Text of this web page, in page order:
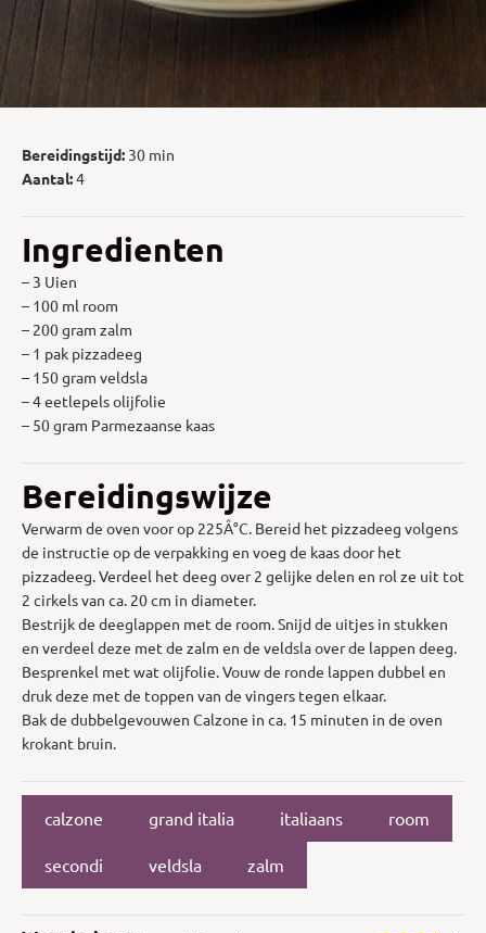
Bereidingstijd: 30 min
Aantal:4
Ingredienten
– 3 Uien
– 100 ml room
– 200 gram zalm
– 1 pak pizzadeeg
– 150 gram veldsla
– 4 eetlepels olijfolie
– 50 gram Parmezaanse kaas
Bereidingswijze
Verwarm de oven voor op 225Â°C. Bereid het pizzadeeg volgens
de instructie op de verpakking en voeg de kaas door het
pizzadeeg. Verdeel het deeg over 2 gelijke delen en rol ze uit tot
2 cirkels van ca. 20 cm in diameter.
Bestrijk de deeglappen met de room. Snijd de uitjes in stukken
en verdeel deze met de zalm en de veldsla over de lappen deeg.
Besprenkel met wat olijfolie. Vouw de ronde lappen dubbel en
druk deze met de toppen van de vingers tegen elkaar.
Bak de dubbelgevouwen Calzone in ca. 15 minuten in de oven
krokant bruin.
calzone grand italia italiaans room
secondi veldsla zalm